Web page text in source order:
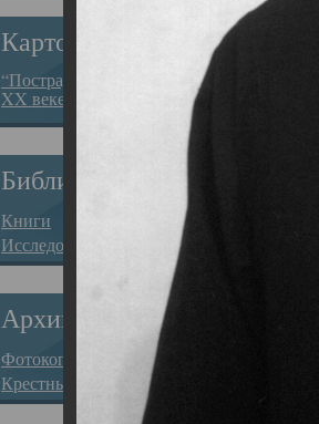
Картотека
“Пострадавшие за веру в
XX веке на Севере”
Библиотека
Книги
Исследования
Архив
Фотокопии дел
Крестные ходы